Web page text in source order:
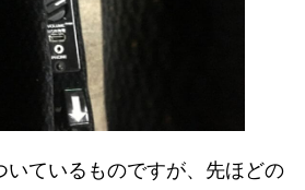
いているものですが、先ほどの